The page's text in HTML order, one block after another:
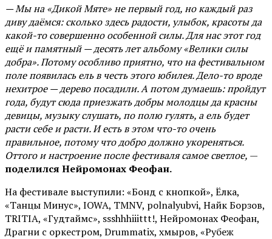
— Мы на «Дикой Мяте» не первый год, но каждый раз
диву даёмся: сколько здесь радости, улыбок, красоты да
какой-то совершенно особенной силы. Для нас этот год
ещё и памятный — десять лет альбому «Велики силы
добра». Потому особливо приятно, что на фестивальном
поле появилась ель в честь этого юбилея. Дело-то вроде
нехитрое — дерево посадили. А потом думаешь: пройдут
года, будут сюда приезжать добры молодцы да красны
девицы, музыку слушать, по полю гулять, а ель будет
расти себе и расти. И есть в этом что-то очень
правильное, потому что добро должно укореняться.
Оттого и настроение после фестиваля самое светлое, —
поделился Нейромонах Феофан.
На фестивале выступили: «Бонд с кнопкой», Ёлка,
«Танцы Минус», IOWA, TMNV, polnalyubvi, Найк Борзов,
TRITIA, «Гудтаймс», ssshhhiiittt!, Нейромонах Феофан,
Драгни с оркестром, Drummatix, хмыров, «Рубеж